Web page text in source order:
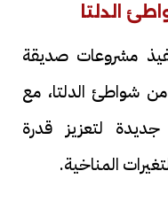
مشروعات صديقة
69 كيلومترًا من شواطئ الدلتا، مع
لتعزيز قدرة
المناخية.